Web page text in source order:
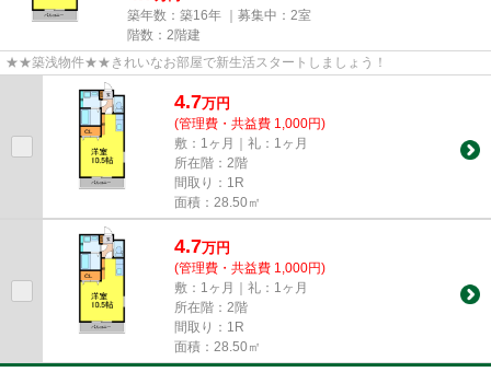
築年数：築16年 ｜募集中： 2室
階数：2階建
★★築浅物件★★きれいなお部屋で新生活スタートしましょう！
4.7万円
(管理費・共益費 1,000円)
敷：1ヶ月｜礼：1ヶ月
所在階：2階
間取り：1R
面積：28.50㎡
4.7万円
(管理費・共益費 1,000円)
敷：1ヶ月｜礼：1ヶ月
所在階：2階
間取り：1R
面積：28.50㎡